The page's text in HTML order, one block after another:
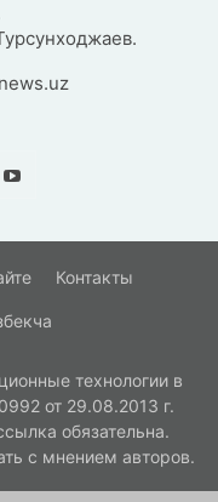
Контакты
технологии в
от 29.08.2013 г.
обязательна.
с мнением авторов.